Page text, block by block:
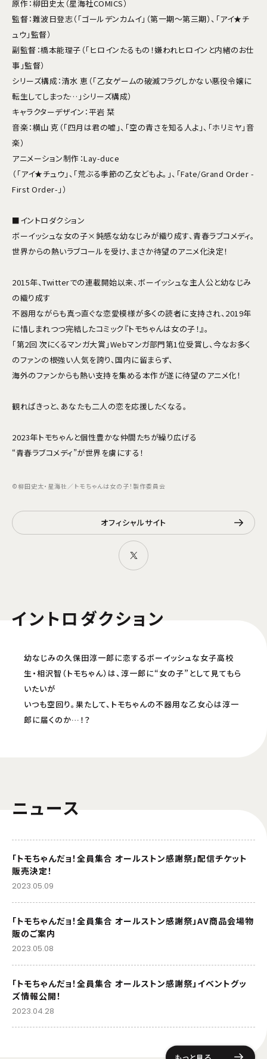
原作：柳田史太（星海社COMICS）
監督：難波日登志（「ゴールデンカムイ」（第一期～第三期）、「アイ★チ
ュウ」監督）
副監督：橋本能理子（「ヒロインたるもの！嫌われヒロインと内緒のお仕
事」監督）
シリーズ構成：清水 恵（「乙女ゲームの破滅フラグしかない悪役令嬢に
転生してしまった…」シリーズ構成）
キャラクターデザイン：平岩 栞
音楽：横山 克（「四月は君の嘘」、「空の青さを知る人よ」、「ホリミヤ」音
楽）
アニメーション制作：Lay-duce
（「アイ★チュウ」、「荒ぶる季節の乙女どもよ。」、「Fate/Grand Order -
First Order-」）
■イントロダクション
ボーイッシュな女の子×鈍感な幼なじみが織り成す、青春ラブコメディ。
世界からの熱いラブコールを受け、まさか待望のアニメ化決定！
2015年、Twitterでの連載開始以来、ボーイッシュな主人公と幼なじみ
の織り成す
不器用ながらも真っ直ぐな恋愛模様が多くの読者に支持され、2019年
に惜しまれつつ完結したコミック『トモちゃんは女の子！』。
「第2回 次にくるマンガ大賞」Webマンガ部門第1位受賞し、今なお多く
のファンの根強い人気を誇り、国内に留まらず、
海外のファンからも熱い支持を集める本作が遂に待望のアニメ化！
観ればきっと、あなたも二人の恋を応援したくなる――。
2023年――トモちゃんと個性豊かな仲間たちが繰り広げる
“青春ラブコメディ”が世界を虜にする！
©柳田史太・星海社／トモちゃんは女の子！製作委員会
オフィシャルサイト
イントロダクション
幼なじみの久保田淳一郎に恋するボーイッシュな女子高校
生・相沢智（トモちゃん）は、淳一郎に“女の子”として見てもら
いたいが
いつも空回り。果たして、トモちゃんの不器用な乙女心は淳一
郎に届くのか…！？
ニュース
「トモちゃんだョ！全員集合 オールストン感謝祭」配信チケット
販売決定！
2023.05.09
「トモちゃんだョ！全員集合 オールストン感謝祭」AV商品会場物
販のご案内
2023.05.08
「トモちゃんだョ！全員集合 オールストン感謝祭」イベントグッ
ズ情報公開！
2023.04.28